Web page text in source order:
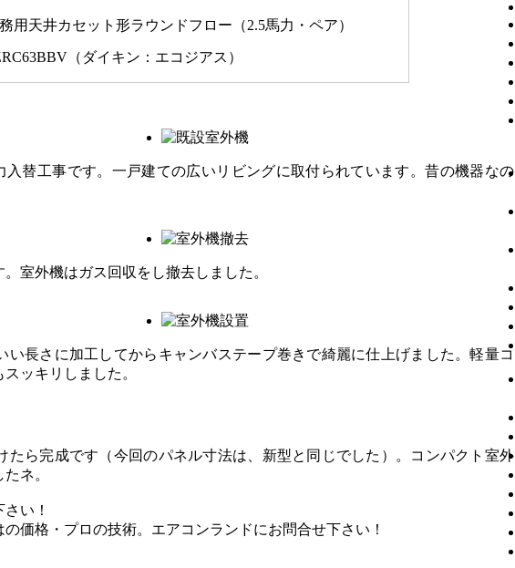
用天井カセット形ラウンドフロー（2.5馬力・ペア）
（ダイキン：エコジアス）
入替工事です。一戸建ての広いリビングに取付られています。昔の機器なの
室外機はガス回収をし撤去しました。
い長さに加工してからキャンバステープ巻きで綺麗に仕上げました。軽量コ
ッキリしました。
たら完成です（今回のパネル寸法は、新型と同じでした）。コンパクト室外
ネ。
い！
価格・プロの技術。エアコンランドにお問合せ下さい！